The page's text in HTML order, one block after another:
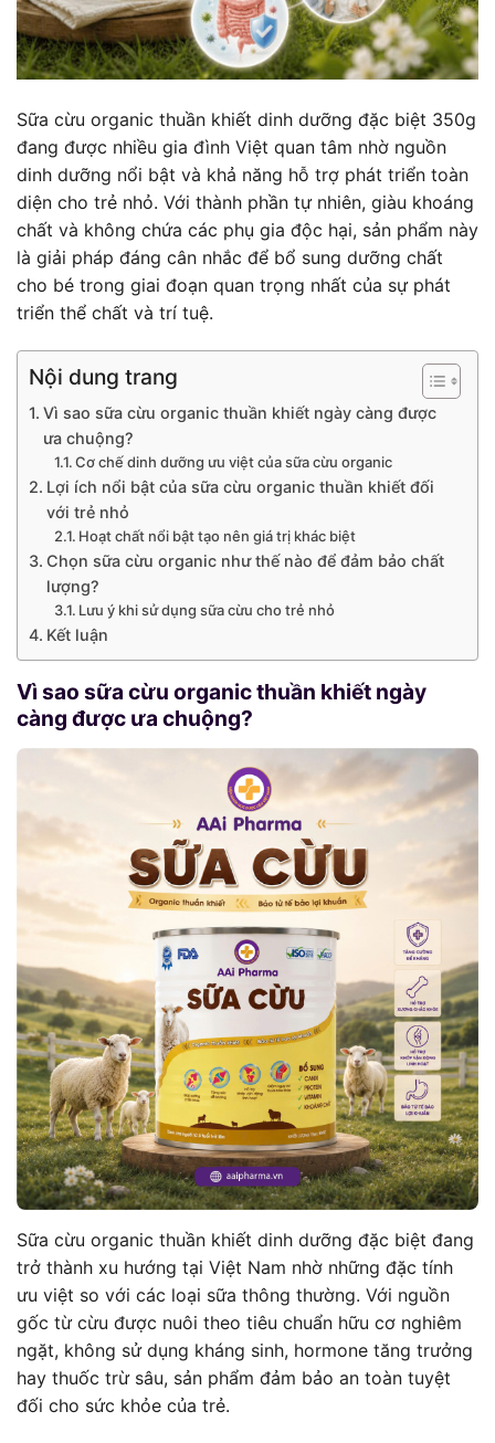
Sữa cừu organic thuần khiết dinh dưỡng đặc biệt 350g
đang được nhiều gia đình Việt quan tâm nhờ nguồn
dinh dưỡng nổi bật và khả năng hỗ trợ phát triển toàn
diện cho trẻ nhỏ. Với thành phần tự nhiên, giàu khoáng
chất và không chứa các phụ gia độc hại, sản phẩm này
là giải pháp đáng cân nhắc để bổ sung dưỡng chất
cho bé trong giai đoạn quan trọng nhất của sự phát
triển thể chất và trí tuệ.
Nội dung trang
Vì sao sữa cừu organic thuần khiết ngày càng được
ưa chuộng?
Cơ chế dinh dưỡng ưu việt của sữa cừu organic
Lợi ích nổi bật của sữa cừu organic thuần khiết đối
với trẻ nhỏ
Hoạt chất nổi bật tạo nên giá trị khác biệt
Chọn sữa cừu organic như thế nào để đảm bảo chất
lượng?
Lưu ý khi sử dụng sữa cừu cho trẻ nhỏ
Kết luận
Vì sao sữa cừu organic thuần khiết ngày
càng được ưa chuộng?
Sữa cừu organic thuần khiết dinh dưỡng đặc biệt đang
trở thành xu hướng tại Việt Nam nhờ những đặc tính
ưu việt so với các loại sữa thông thường. Với nguồn
gốc từ cừu được nuôi theo tiêu chuẩn hữu cơ nghiêm
ngặt, không sử dụng kháng sinh, hormone tăng trưởng
hay thuốc trừ sâu, sản phẩm đảm bảo an toàn tuyệt
đối cho sức khỏe của trẻ.